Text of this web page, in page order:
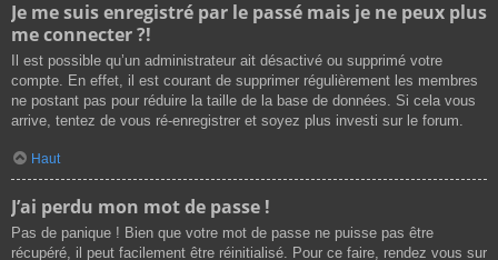
Je me suis enregistré par le passé mais je ne peux plus
me connecter ?!
Il est possible qu’un administrateur ait désactivé ou supprimé votre
compte. En effet, il est courant de supprimer régulièrement les membres
ne postant pas pour réduire la taille de la base de données. Si cela vous
arrive, tentez de vous ré-enregistrer et soyez plus investi sur le forum.
Haut
J’ai perdu mon mot de passe !
Pas de panique ! Bien que votre mot de passe ne puisse pas être
récupéré, il peut facilement être réinitialisé. Pour ce faire, rendez vous sur